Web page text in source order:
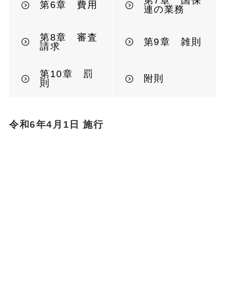
第6章 費用
連の業務
第8章 審査
請求
第9章 雑則
第10章 罰
則
附則
令和6年4月1日 施行